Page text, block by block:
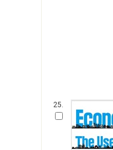
25.